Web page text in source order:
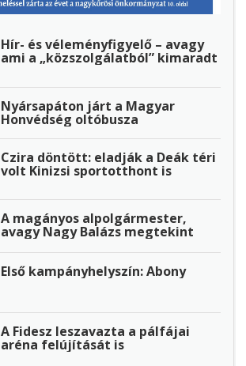
Hír- és véleményfigyelő – avagy
ami a „közszolgálatból” kimaradt
Nyársapáton járt a Magyar
Honvédség oltóbusza
Czira döntött: eladják a Deák téri
volt Kinizsi sportotthont is
A magányos alpolgármester,
avagy Nagy Balázs megtekint
Első kampányhelyszín: Abony
A Fidesz leszavazta a pálfájai
aréna felújítását is